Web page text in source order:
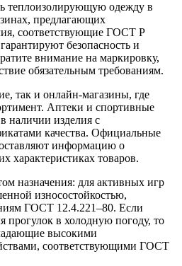
теплоизолирующую одежду в
предлагающих
соответствующие ГОСТ Р
безопасность и
внимание на маркировку,
обязательным требованиям.
так и онлайн-магазины, где
Аптеки и спортивные
наличии изделия с
качества. Официальные
информацию о
характеристиках товаров.
назначения: для активных игр
износостойкостью,
ГОСТ 12.4.221–80. Если
прогулок в холодную погоду, то
высокими
соответствующими ГОСТ